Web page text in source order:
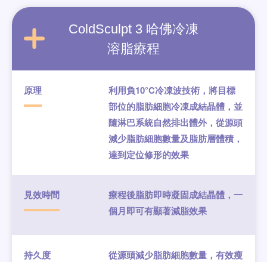
ColdSculpt 3 哈佛冷凍
溶脂療程
原理
利用負10°C冷凍波技術，將目標
部位的脂肪細胞冷凍成結晶體，並
隨淋巴系統自然排出體外，從源頭
減少脂肪細胞數量及脂肪層體積，
達到定位修形的效果
見效時間
療程後脂肪即時凝固成結晶體，一
個月即可有顯著減脂效果
持久度
從源頭減少脂肪細胞數量，有效瘦